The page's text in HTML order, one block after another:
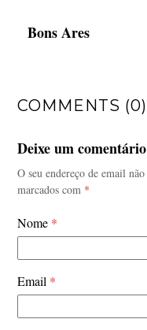
Bons Ares
COMMENTS (0)
Deixe um comentário
O seu endereço de email
marcados com *
Nome *
Email *